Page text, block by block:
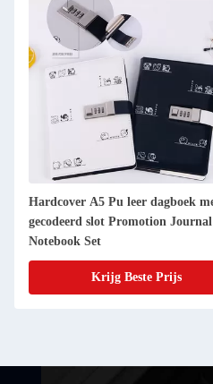
Hardcover A5 Pu leer dagboek
gecodeerd slot Promotion
Notebook Set
Krijg Beste Prijs